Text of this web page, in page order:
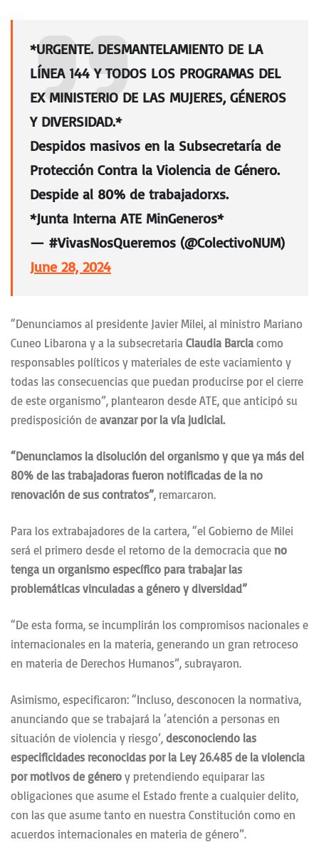
*URGENTE. DESMANTELAMIENTO DE LA
LÍNEA 144 Y TODOS LOS PROGRAMAS DEL
EX MINISTERIO DE LAS MUJERES, GÉNEROS
Y DIVERSIDAD.*
Despidos masivos en la Subsecretaría de
Protección Contra la Violencia de Género.
Despide al 80% de trabajadorxs.
*Junta Interna ATE MinGeneros*
— #VivasNosQueremos (@ColectivoNUM)
June 28, 2024
“Denunciamos al presidente Javier Milei, al ministro Mariano
Cuneo Libarona y a la subsecretaria Claudia Barcia como
responsables políticos y materiales de este vaciamiento y
todas las consecuencias que puedan producirse por el cierre
de este organismo”, plantearon desde ATE, que anticipó su
predisposición de avanzar por la vía judicial.
“Denunciamos la disolución del organismo y que ya más del
80% de las trabajadoras fueron notificadas de la no
renovación de sus contratos”, remarcaron.
Para los extrabajadores de la cartera, “el Gobierno de Milei
será el primero desde el retorno de la democracia que no
tenga un organismo específico para trabajar las
problemáticas vinculadas a género y diversidad”
“De esta forma, se incumplirán los compromisos nacionales e
internacionales en la materia, generando un gran retroceso
en materia de Derechos Humanos”, subrayaron.
Asimismo, especificaron: “Incluso, desconocen la normativa,
anunciando que se trabajará la ‘atención a personas en
situación de violencia y riesgo’, desconociendo las
especificidades reconocidas por la Ley 26.485 de la violencia
por motivos de género y pretendiendo equiparar las
obligaciones que asume el Estado frente a cualquier delito,
con las que asume tanto en nuestra Constitución como en
acuerdos internacionales en materia de género”.